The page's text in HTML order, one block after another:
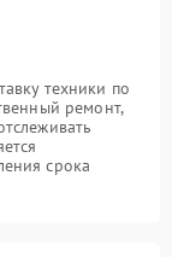
техники по
ремонт,
срока